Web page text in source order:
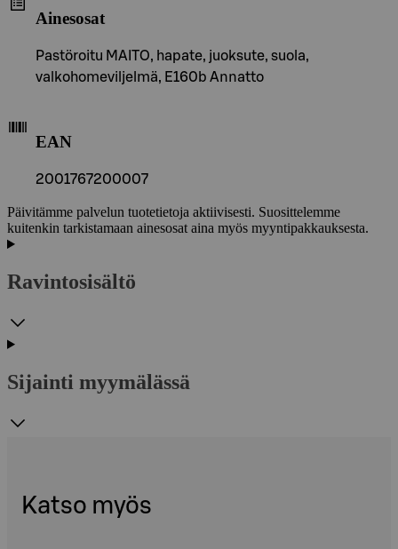
Ainesosat
Pastöroitu MAITO, hapate, juoksute, suola,
valkohomeviljelmä, E160b Annatto
EAN
2001767200007
Päivitämme palvelun tuotetietoja aktiivisesti. Suosittelemme
kuitenkin tarkistamaan ainesosat aina myös myyntipakkauksesta.
Ravintosisältö
Sijainti myymälässä
Katso myös